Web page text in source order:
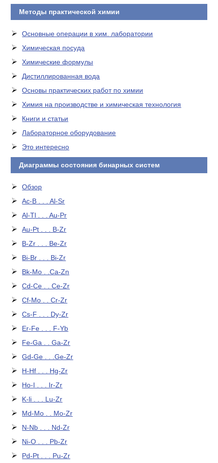
Методы практической химии
Основные операции в хим. лаборатории
Химическая посуда
Химические формулы
Дистиллированная вода
Основы практических работ по химии
Химия на производстве и химическая технология
Книги и статьи
Лабораторное оборудование
Это интересно
Диаграммы состояния бинарных систем
Обзор
Ac-B . . . Al-Sr
Al-Tl . . . Au-Pr
Au-Pt . . . B-Zr
B-Zr . . . Be-Zr
Bi-Br . . . Bi-Zr
Bk-Mo . .Ca-Zn
Cd-Ce . . Ce-Zr
Cf-Mo . . Cr-Zr
Cs-F . . . Dy-Zr
Er-Fe . . . F-Yb
Fe-Ga . . Ga-Zr
Gd-Ge . . .Ge-Zr
H-Hf . . . Hg-Zr
Ho-I . . . Ir-Zr
K-li . . . Lu-Zr
Md-Mo . . Mo-Zr
N-Nb . . . Nd-Zr
Ni-O . . . Pb-Zr
Pd-Pt . . . Pu-Zr